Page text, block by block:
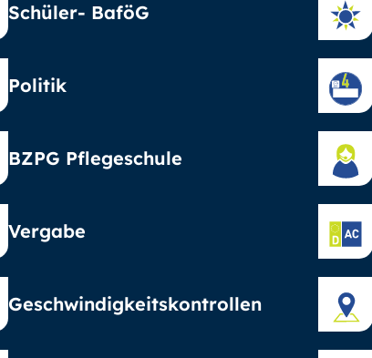
Schüler- BaföG
Politik
BZPG Pflegeschule
Vergabe
Geschwindigkeitskontrollen